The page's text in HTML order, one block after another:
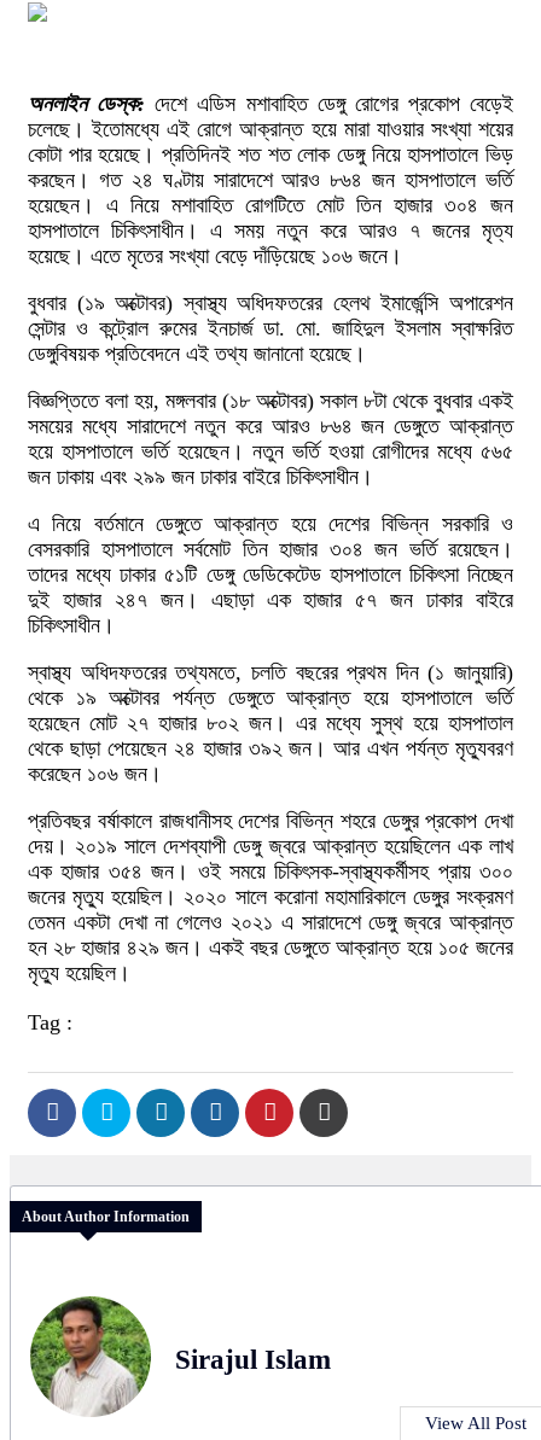
অনলাইন ডেস্ক: দেশে এডিস মশাবাহিত ডেঙ্গু রোগের প্রকোপ বেড়েই
চলেছে। ইতোমধ্যে এই রোগে আক্রান্ত হয়ে মারা যাওয়ার সংখ্যা শয়ের
কোটা পার হয়েছে। প্রতিদিনই শত শত লোক ডেঙ্গু নিয়ে হাসপাতালে ভিড়
করছেন। গত ২৪ ঘণ্টায় সারাদেশে আরও ৮৬৪ জন হাসপাতালে ভর্তি
হয়েছেন। এ নিয়ে মশাবাহিত রোগটিতে মোট তিন হাজার ৩০৪ জন
হাসপাতালে চিকিৎসাধীন। এ সময় নতুন করে আরও ৭ জনের মৃত্য
হয়েছে। এতে মৃতের সংখ্যা বেড়ে দাঁড়িয়েছে ১০৬ জনে।
বুধবার (১৯ অক্টোবর) স্বাস্থ্য অধিদফতরের হেলথ ইমার্জেন্সি অপারেশন
সেন্টার ও কন্ট্রোল রুমের ইনচার্জ ডা. মো. জাহিদুল ইসলাম স্বাক্ষরিত
ডেঙ্গুবিষয়ক প্রতিবেদনে এই তথ্য জানানো হয়েছে।
বিজ্ঞপ্তিতে বলা হয়, মঙ্গলবার (১৮ অক্টোবর) সকাল ৮টা থেকে বুধবার একই
সময়ের মধ্যে সারাদেশে নতুন করে আরও ৮৬৪ জন ডেঙ্গুতে আক্রান্ত
হয়ে হাসপাতালে ভর্তি হয়েছেন। নতুন ভর্তি হওয়া রোগীদের মধ্যে ৫৬৫
জন ঢাকায় এবং ২৯৯ জন ঢাকার বাইরে চিকিৎসাধীন।
এ নিয়ে বর্তমানে ডেঙ্গুতে আক্রান্ত হয়ে দেশের বিভিন্ন সরকারি ও
বেসরকারি হাসপাতালে সর্বমোট তিন হাজার ৩০৪ জন ভর্তি রয়েছেন।
তাদের মধ্যে ঢাকার ৫১টি ডেঙ্গু ডেডিকেটেড হাসপাতালে চিকিৎসা নিচ্ছেন
দুই হাজার ২৪৭ জন। এছাড়া এক হাজার ৫৭ জন ঢাকার বাইরে
চিকিৎসাধীন।
স্বাস্থ্য অধিদফতরের তথ্যমতে, চলতি বছরের প্রথম দিন (১ জানুয়ারি)
থেকে ১৯ অক্টোবর পর্যন্ত ডেঙ্গুতে আক্রান্ত হয়ে হাসপাতালে ভর্তি
হয়েছেন মোট ২৭ হাজার ৮০২ জন। এর মধ্যে সুস্থ হয়ে হাসপাতাল
থেকে ছাড়া পেয়েছেন ২৪ হাজার ৩৯২ জন। আর এখন পর্যন্ত মৃত্যুবরণ
করেছেন ১০৬ জন।
প্রতিবছর বর্ষাকালে রাজধানীসহ দেশের বিভিন্ন শহরে ডেঙ্গুর প্রকোপ দেখা
দেয়। ২০১৯ সালে দেশব্যাপী ডেঙ্গু জ্বরে আক্রান্ত হয়েছিলেন এক লাখ
এক হাজার ৩৫৪ জন। ওই সময়ে চিকিৎসক-স্বাস্থ্যকর্মীসহ প্রায় ৩০০
জনের মৃত্যু হয়েছিল। ২০২০ সালে করোনা মহামারিকালে ডেঙ্গুর সংক্রমণ
তেমন একটা দেখা না গেলেও ২০২১ এ সারাদেশে ডেঙ্গু জ্বরে আক্রান্ত
হন ২৮ হাজার ৪২৯ জন। একই বছর ডেঙ্গুতে আক্রান্ত হয়ে ১০৫ জনের
মৃত্যু হয়েছিল।
Tag :
About Author Information
Sirajul Islam
View All Post